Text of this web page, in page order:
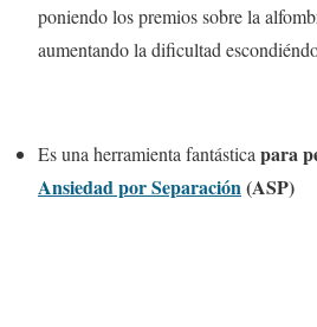
poniendo los premios sobre la
aumentando la dificultad
Es una herramienta fantástica para
Ansiedad por Separación(ASP)